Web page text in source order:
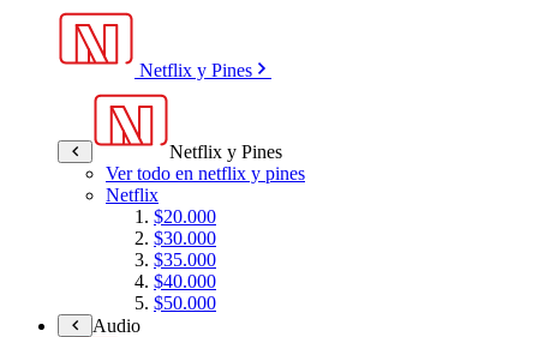
Netflix y Pines
Netflix y Pines
Ver todo en netflix y pines
Netflix
$20.000
$30.000
$35.000
$40.000
$50.000
Audio